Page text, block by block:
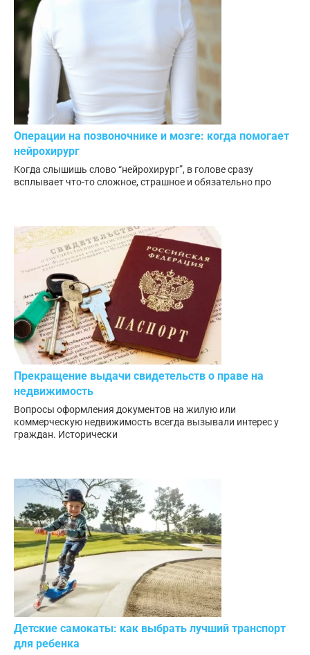
Операции на позвоночнике и мозге: когда помогает
нейрохирург
Когда слышишь слово “нейрохирург”, в голове сразу
всплывает что-то сложное, страшное и обязательно про
Прекращение выдачи свидетельств о праве на
недвижимость
Вопросы оформления документов на жилую или
коммерческую недвижимость всегда вызывали интерес у
граждан. Исторически
Детские самокаты: как выбрать лучший транспорт
для ребенка